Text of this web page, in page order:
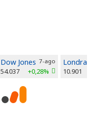
Dow Jones 7-ago
54.037 +0,28%
Londra
10.901